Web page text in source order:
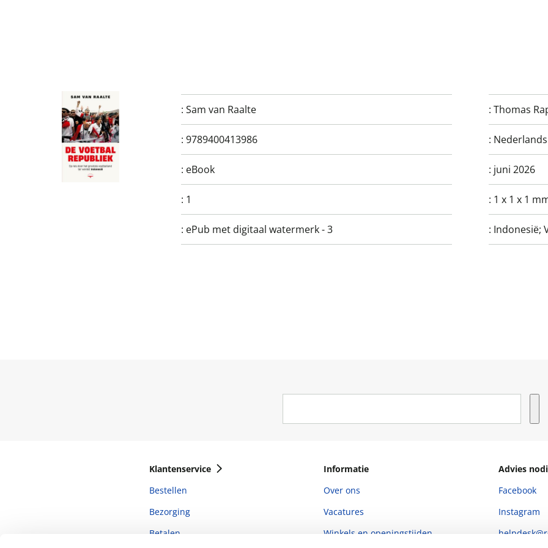
: Sam van Raalte :Thomas
: 9789400413986 : Nederlands
: eBook : juni 2026
: 1 : 1 x 1 x 1
: ePub met digitaal watermerk - 3 : Indonesië;
Klantenservice
Bestellen
Bezorging
Betalen
Informatie
Over ons
Vacatures
Winkels en openingstijden
Advies
Facebook
Instagram